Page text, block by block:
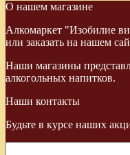
О нашем магазине
Алкомаркет "Изобилие
или заказать на нашем
Наши магазины
алкогольных напитков.
Наши контакты
Будьте в курсе наших